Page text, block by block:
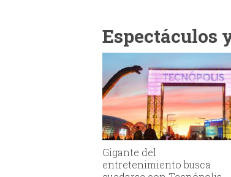
Espectáculos
Gigante del
entretenimiento busca